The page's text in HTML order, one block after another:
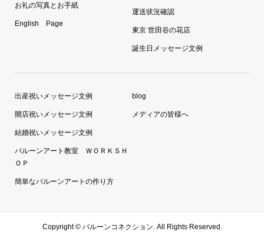
お礼の写真とお手紙
English Page
運送状況確認
東京 世田谷の花店
誕生日メッセージ文例
出産祝いメッセージ文例
開店祝いメッセージ文例
結婚祝いメッセージ文例
バルーンアート教室 ＷＯＲＫＳＨ
ＯＰ
簡単なバルーンアートの作り方
blog
メディアの皆様へ
Copyright ©バルーンコネクション. All Rights Reserved.